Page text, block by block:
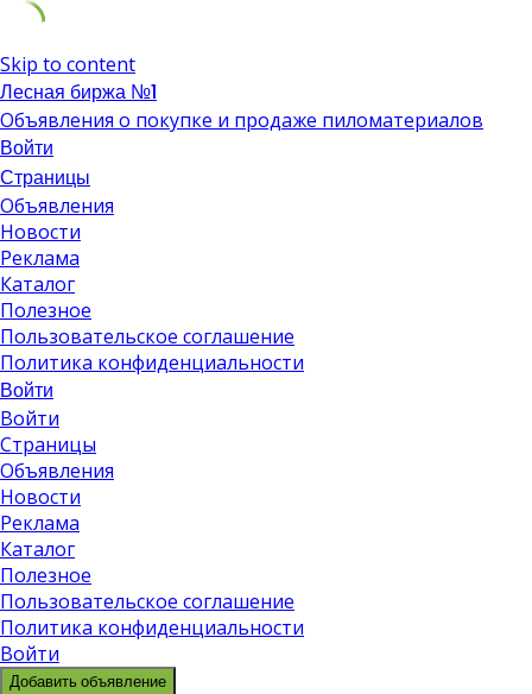
Skip to content
Лесная биржа №1
Объявления о покупке и продаже пиломатериалов
Войти
Страницы
Объявления
Новости
Реклама
Каталог
Полезное
Пользовательское соглашение
Политика конфиденциальности
Войти
Войти
Страницы
Объявления
Новости
Реклама
Каталог
Полезное
Пользовательское соглашение
Политика конфиденциальности
Войти
Добавить объявление